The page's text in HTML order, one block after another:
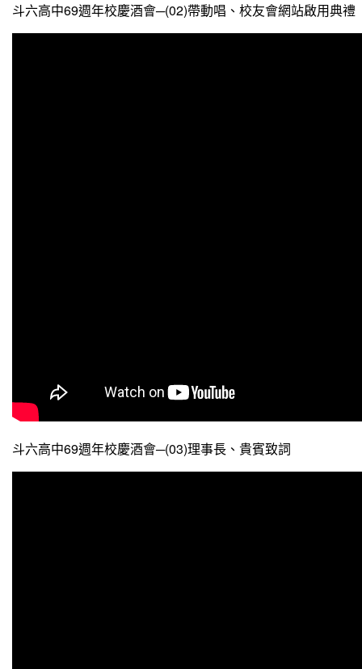
斗六高中69週年校慶酒會─(02)帶動唱、校友會網站啟用典禮
斗六高中69週年校慶酒會─(03)理事長、貴賓致詞